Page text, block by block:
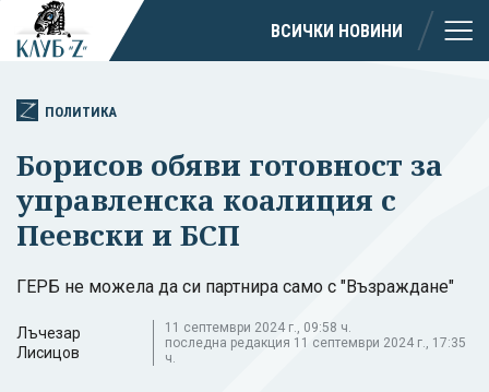
ВСИЧКИ НОВИНИ
ПОЛИТИКА
Борисов обяви готовност за
управленска коалиция с
Пеевски и БСП
ГЕРБ не можела да си партнира само с "Възраждане"
Лъчезар
Лисицов
11 септември 2024 г., 09:58 ч.
последна редакция 11 септември 2024 г., 17:35
ч.